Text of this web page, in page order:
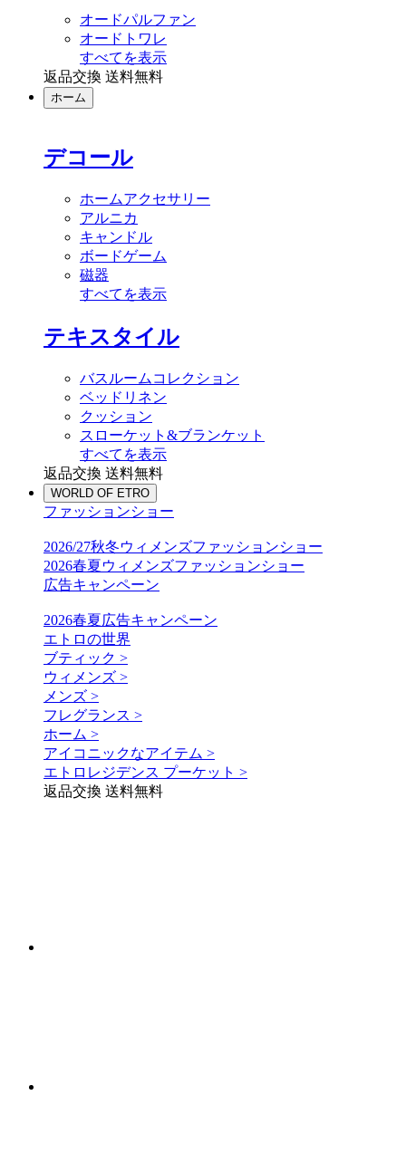
オードパルファン
オードトワレ
すべてを表示
返品交換 送料無料
ホーム
デコール
ホームアクセサリー
アルニカ
キャンドル
ボードゲーム
磁器
すべてを表示
テキスタイル
バスルームコレクション
ベッドリネン
クッション
スローケット&ブランケット
すべてを表示
返品交換 送料無料
WORLD OF ETRO
ファッションショー
2026/27秋冬ウィメンズファッションショー
2026春夏ウィメンズファッションショー
広告キャンペーン
2026春夏広告キャンペーン
エトロの世界
ブティック >
ウィメンズ >
メンズ >
フレグランス >
ホーム >
アイコニックなアイテム >
エトロレジデンス プーケット >
返品交換 送料無料